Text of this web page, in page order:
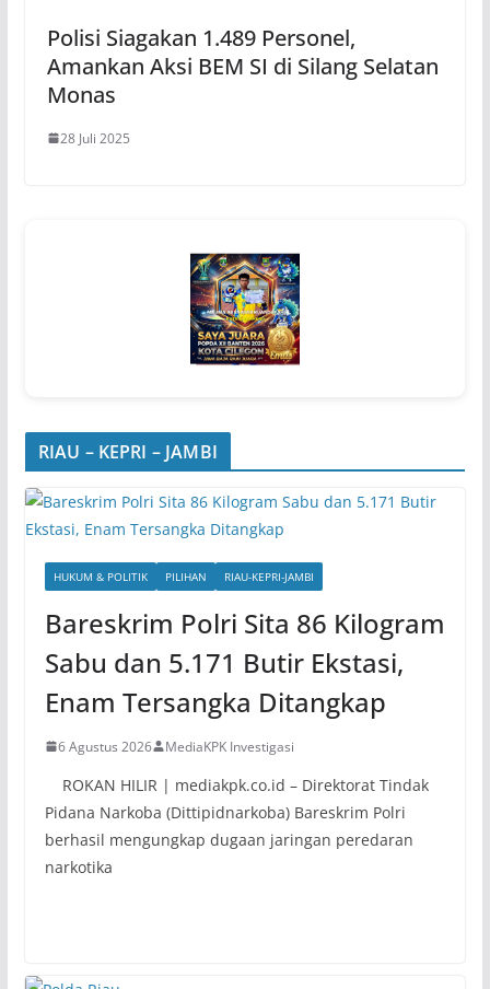
Polisi Siagakan 1.489 Personel,
Amankan Aksi BEM SI di Silang Selatan
Monas
28 Juli 2025
RIAU – KEPRI – JAMBI
HUKUM & POLITIK PILIHAN RIAU-KEPRI-JAMBI
Bareskrim Polri Sita 86 Kilogram
Sabu dan 5.171 Butir Ekstasi,
Enam Tersangka Ditangkap
6 Agustus 2026 MediaKPK Investigasi
ROKAN HILIR | mediakpk.co.id – Direktorat Tindak
Pidana Narkoba (Dittipidnarkoba) Bareskrim Polri
berhasil mengungkap dugaan jaringan peredaran
narkotika